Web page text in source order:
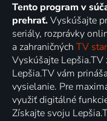
Tento program v
prehrať.Vyskúšajte
seriály, rozprávky
a zahraničných TV
Vyskúšajte Lepšia.TV
Lepšia.TV vám
vysielanie. Pre
využiť digitálné
Získajte svoju